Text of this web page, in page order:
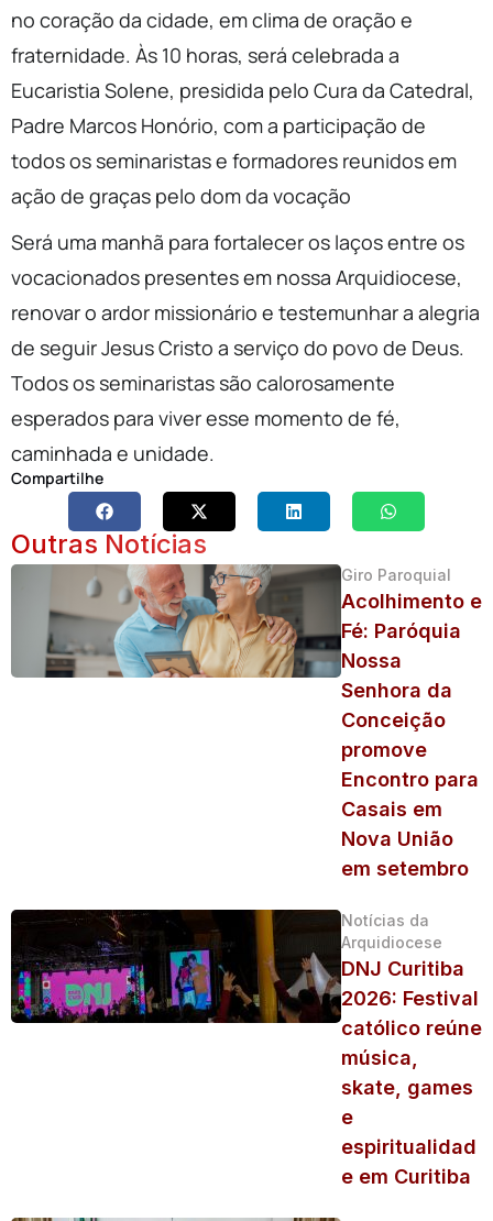
no coração da cidade, em clima de oração e
fraternidade. Às 10 horas, será celebrada a
Eucaristia Solene, presidida pelo Cura da Catedral,
Padre Marcos Honório, com a participação de
todos os seminaristas e formadores reunidos em
ação de graças pelo dom da vocação
Será uma manhã para fortalecer os laços entre os
vocacionados presentes em nossa Arquidiocese,
renovar o ardor missionário e testemunhar a alegria
de seguir Jesus Cristo a serviço do povo de Deus.
Todos os seminaristas são calorosamente
esperados para viver esse momento de fé,
caminhada e unidade.
Compartilhe
Outras Notícias
Giro Paroquial
Acolhimento e
Fé: Paróquia
Nossa
Senhora da
Conceição
promove
Encontro para
Casais em
Nova União
em setembro
Notícias da
Arquidiocese
DNJ Curitiba
2026: Festival
católico reúne
música,
skate, games
e
espiritualidad
e em Curitiba